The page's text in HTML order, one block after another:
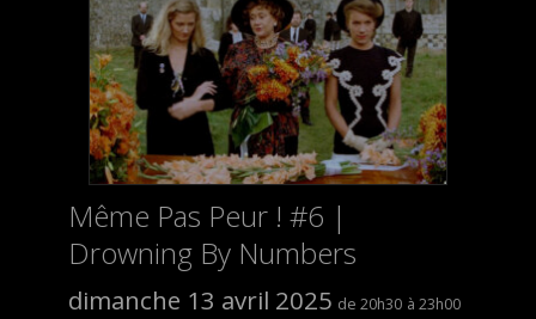
Même Pas Peur ! #6 |
Drowning By Numbers
dimanche 13 avril 2025 20h30 23h00